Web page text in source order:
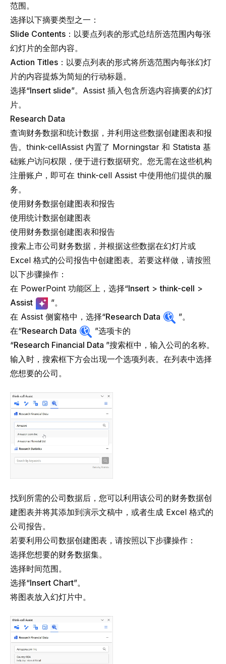
范围。
选择以下摘要类型之一：
Slide Contents ：以要点列表的形式总结所选范围内每张
幻灯片的全部内容。
Action Titles ：以要点列表的形式将所选范围内每张幻灯
片的内容提炼为简短的行动标题。
选择“Insert slide”。Assist 插入包含所选内容摘要的幻灯
片。
Research Data
查询财务数据和统计数据，并利用这些数据创建图表和报
告。 think-cellAssist 内置了 Morningstar 和 Statista 基
础账户访问权限，便于进行数据研究。您无需在这些机构
注册账户，即可在 think-cell Assist 中使用他们提供的服
务。
使用财务数据创建图表和报告
使用统计数据创建图表
使用财务数据创建图表和报告
搜索上市公司财务数据，并根据这些数据在幻灯片或
Excel 格式的公司报告中创建图表。若要这样做，请按照
以下步骤操作：
在 PowerPoint 功能区上，选择“Insert >think-cell >
Assist
”。
在 Assist 侧窗格中，选择“Research Data
”。
在“Research Data
”选项卡的
“Research Financial Data ”搜索框中，输入公司的名称。
输入时，搜索框下方会出现一个选项列表。在列表中选择
您想要的公司。
找到所需的公司数据后，您可以利用该公司的财务数据创
建图表并将其添加到演示文稿中，或者生成 Excel 格式的
公司报告。
若要利用公司数据创建图表，请按照以下步骤操作：
选择您想要的财务数据集。
选择时间范围。
选择“Insert Chart”。
将图表放入幻灯片中。